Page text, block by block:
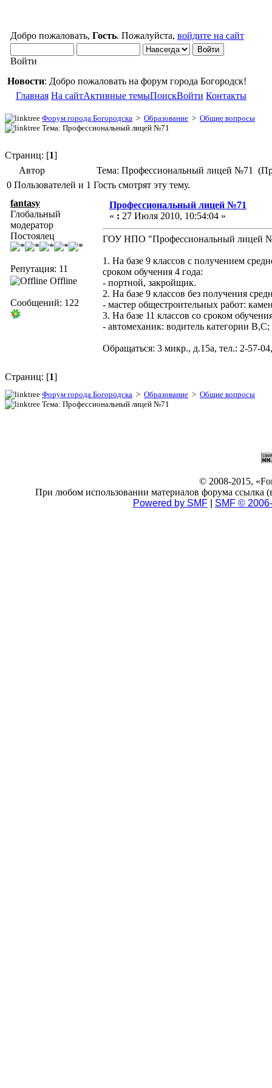
Добро пожаловать, Гость. Пожалуйста, войдите на сайт
Войти
Новости: Добро пожаловать на форум города Богородск!
Главная На сайтАктивные темыПоискВойти Контакты
Форум города Богородска > Образование > Общие вопросы
Тема: Профессиональный лицей №71
Страниц: [1]
Автор
Тема: Профессиональный лицей №71
0 Пользователей и 1 Гость смотрят эту тему.
fantasy
Глобальный
модератор
Постоялец
Репутация: 11
Offline
Сообщений: 122
Профессиональный лицей №71
« : 27 Июля 2010, 10:54:04 »
ГОУ НПО "Профессиональный лицей
1. На базе 9 классов с получением
сроком обучения 4 года:
- портной, закройщик.
2. На базе 9 классов без получения
- мастер общестроительных работ:
3. На базе 11 классов со сроком
- автомеханик: водитель категории
Обращаться: 3 микр., д.15а, тел.: 2-57-
Страниц: [1]
Форум города Богородска > Образование > Общие вопросы
Тема: Профессиональный лицей №71
© 2008-2015,
При любом использовании материалов форума ссылка
Powered by SMF| SMF ©